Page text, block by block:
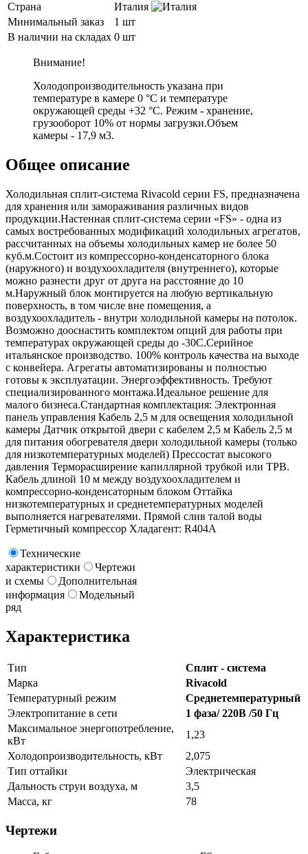
Страна
Италия
Минимальный заказ
1 шт
В наличии на складах 0 шт
Внимание!
Холодопроизводительность указана при
температуре в камере 0 °С и температуре
окружающей среды +32 °С. Режим - хранение,
грузооборот 10% от нормы загрузки.Объем
камеры - 17,9 м3.
Общее описание
Холодильная сплит-система Rivacold серии FS, предназначена
для хранения или замораживания различных видов
продукции.Настенная сплит-система серии «FS» - одна из
самых востребованных модификаций холодильных агрегатов,
рассчитанных на объемы холодильных камер не более 50
куб.м.Состоит из компрессорно-конденсаторного блока
(наружного) и воздухоохладителя (внутреннего), которые
можно разнести друг от друга на расстояние до 10
м.Наружный блок монтируется на любую вертикальную
поверхность, в том числе вне помещения, а
воздухоохладитель - внутри холодильной камеры на потолок.
Возможно дооснастить комплектом опций для работы при
температурах окружающей среды до -30С.Серийное
итальянское производство. 100% контроль качества на выходе
с конвейера. Агрегаты автоматизированы и полностью
готовы к эксплуатации. Энергоэффективность. Требуют
специализированного монтажа.Идеальное решение для
малого бизнеса.Стандартная комплектация: Электронная
панель управления Кабель 2,5 м для освещения холодильной
камеры Датчик открытой двери с кабелем 2,5 м Кабель 2,5 м
для питания обогревателя двери холодильной камеры (только
для низкотемпературных моделей) Прессостат высокого
давления Терморасширение капиллярной трубкой или ТРВ.
Кабель длиной 10 м между воздухоохладителем и
компрессорно-конденсаторным блоком Оттайка
низкотемпературных и среднетемпературных моделей
выполняется нагревателями. Прямой слив талой воды
Герметичный компрессор Хладагент: R404A
Технические
характеристики
Чертежи
и схемы
Дополнительная
информация
Модельный
ряд
Характеристика
Тип
Сплит - система
Марка
Rivacold
Температурный режим
Среднетемпературный
Электропитание в сети
1 фаза/ 220В /50 Гц
Максимальное энергопотребление,
кВт
1,23
Холодопроизводительность, кВт
2,075
Тип оттайки
Электрическая
Дальность струи воздуха, м
3,5
Масса, кг
78
Чертежи